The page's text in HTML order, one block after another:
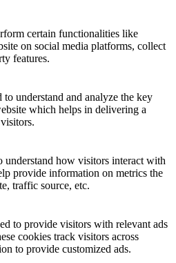
certain functionalities like
on social media platforms, collect
features.
to understand and analyze the key
which helps in delivering a
understand how visitors interact with
provide information on metrics the
traffic source, etc.
to provide visitors with relevant ads
cookies track visitors across
to provide customized ads.